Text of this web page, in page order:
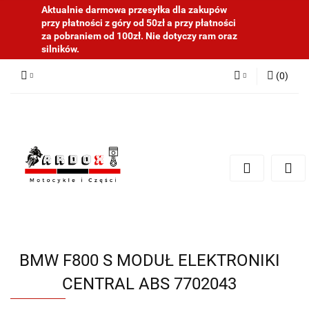
Aktualnie darmowa przesyłka dla zakupów
przy płatności z góry od 50zł a przy płatności
za pobraniem od 100zł. Nie dotyczy ram oraz
silników.
(0)
BMW F800 S MODUŁ ELEKTRONIKI
CENTRAL ABS 7702043